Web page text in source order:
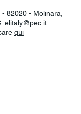
82020 - Molinara,
elitaly@pec.it
qui